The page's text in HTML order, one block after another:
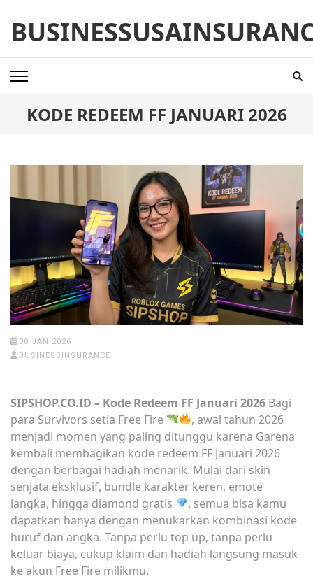
content
(Press
Enter)
KODE REDEEM FF JANUARI 2026
30 JAN 2026
BUSINESSINSURANCE
SIPSHOP.CO.ID – Kode Redeem FF Januari 2026 Bagi
para Survivors setia Free Fire
, awal tahun 2026
menjadi momen yang paling ditunggu karena Garena
kembali membagikan kode redeem FF Januari 2026
dengan berbagai hadiah menarik. Mulai dari skin
senjata eksklusif, bundle karakter keren, emote
langka, hingga diamond gratis
, semua bisa kamu
dapatkan hanya dengan menukarkan kombinasi kode
huruf dan angka. Tanpa perlu top up, tanpa perlu
keluar biaya, cukup klaim dan hadiah langsung masuk
ke akun Free Fire milikmu.